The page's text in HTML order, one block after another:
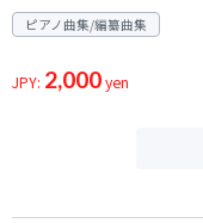
ピアノ曲集/編纂曲集
JPY: 2,000yen